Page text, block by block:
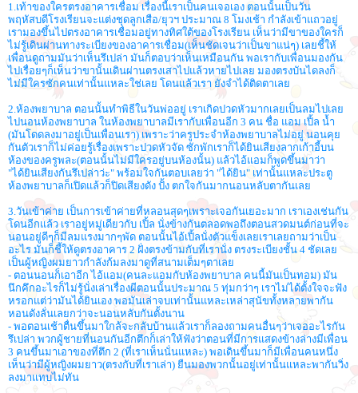
1.เท้าของใครตรงอาคารเชื่อม เรื่องนี้เราเป็นคนเจอเอง ตอนนั้นเป็นวัน
พฤหัสบดีโรงเรียนจะแต่งชุดลูกเสือ/ยุวฯ ประมาณ 8 โมงเช้า กำลังเข้าแถวอยู่
เรามองขึ้นไปตรงอาคารเชื่อมอยู่ทางทิศใต้ของโรงเรียน เห็นว่ามีขาของใครก็
ไม่รู้เดินผ่านทางระเบียงของอาคารเชื่อม(เห็นชัดเจนว่าเป็นขาแน่ๆ) เลยชี้ให้
เพื่อนดูถามมันว่าเห็นรึเปล่า มันก็ตอบว่าเห็นเหมือนกัน พอเรากับเพื่อนมองกัน
ไปเรื่อยๆก็เห็นว่าขานั้นเดินผ่านตรงเสาไปแล้วหายไปเลย มองตรงบันไดลงก็
ไม่มีใครซักคนเท่านั้นแหละใช่เลย โดนแล้วเรา ยังจำได้ติดตาเลย
2.ห้องพยาบาล ตอนนั้นทำพิธีในวันพ่ออยู่ เราเกิดปวดหัวมากเลยเป็นลมไปเลย
ไปนอนห้องพยาบาล ในห้องพยาบาลมีเรากับเพื่อนอีก 3 คน ชื่อ แอม เปิ้ล น้ำ
(มันโดดลงมาอยู่เป็นเพื่อนเรา) เพราะว่าครูประจำห้องพยาบาลไม่อยู่ นอนคุย
กันตัวเราก็ไม่ค่อยรู้เรื่องเพราะปวดหัวจัด ซักพักเราก็ได้ยินเสียงลากเก้าอี้บน
ห้องของครูพละ(ตอนนั้นไม่มีใครอยู่บนห้องนั้น) แล้วไอ้แอมก็พูดขึ้นมาว่า
"ได้ยินเสียงกันรึเปล่าว่ะ" พร้อมใจกันตอบเลยว่า "ได้ยิน" เท่านั้นแหละประตู
ห้องพยาบาลก็เปิดแล้วก็ปิดเสียงดัง ปั้ง ตกใจกันมากนอนหลับตากันเลย
3.วันเข้าค่าย เป็นการเข้าค่ายที่หลอนสุดๆเพราะเจอกันเยอะมาก เราเองเช่นกัน
โดนอีกแล้ว เราอยู่หมู่เดียวกับ เปิ้ล นั่งข้างกันตลอดพอถึงตอนสวดมนต์ก่อนที่จะ
นอนอยู่ดีๆก็มีลมแรงมากๆพัด ตอนนั้นไอ้เปิ้ลนั่งตัวแข็งเลยเราเลยถามว่าเป็น
อะไร มันก็ชี้ให้ดูตรงอาคาร 2 ฝั่งตรงข้ามกับที่เรานั่ง ตรงระเบียงชั้น 4 ชัดเลย
เป็นผู้หญิงผมยาวกำลังก้มลงมาดูที่สนามเต็มๆตาเลย
- ตอนนอนก็เอาอีก ไอ้แอม(คนละแอมกับห้องพยาบาล คนนี้มันเป็นทอม) มัน
นึกคึกอะไรก็ไม่รู้นั่งเล่าเรื่องผีตอนนั้นประมาณ 5 ทุ่มกว่าๆ เราไม่ได้ตั้งใจจะฟัง
หรอกแต่ว่ามันได้ยินเอง พอมันเล่าจบเท่านั้นแหละเหล่าสุนัขทั้งหลายพากัน
หอนดังลั่นเลยกว่าจะนอนหลับกันตั้งนาน
- พอตอนเช้าตื่นขึ้นมาใกล้จะกลับบ้านแล้วเราก็ลองถามคนอื่นๆว่าเจออะไรกัน
รึเปล่า พวกผู้ชายที่นอนกันอีกตึกก็เล่าให้ฟังว่าตอนที่มีการแสดงข้างล่างมีเพื่อน
3 คนขึ้นมาเอาของที่ตึก 2 (ที่เราเห็นนั่นแหละ) พอเดินขึ้นมาก็มีเพื่อนคนหนึ่ง
เห็นว่ามีผู้หญิงผมยาว(ตรงกับที่เราเล่า) ยืนมองพวกนั้นอยู่เท่านั้นแหละพากันวิ่ง
ลงมาแทบไม่ทัน